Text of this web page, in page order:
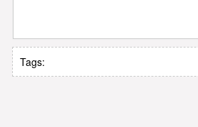
Tags: